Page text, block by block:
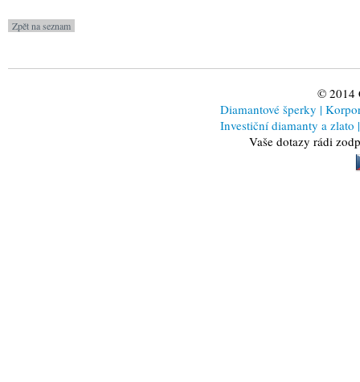
© 2014
Diamantové šperky |
Investiční diamanty a zlato |
Vaše dotazy rádi